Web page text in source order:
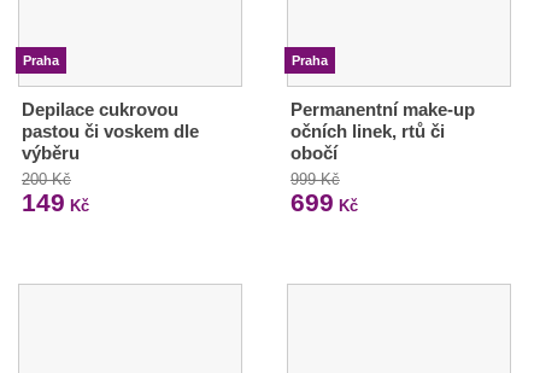
Praha
Depilace cukrovou
pastou či voskem dle
výběru
200 Kč
149 Kč
Praha
Permanentní make-up
očních linek, rtů či
obočí
999 Kč
699 Kč